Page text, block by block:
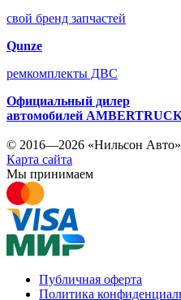
свой бренд запчастей
Qunze
ремкомплекты ДВС
Официальный дилер
автомобилей
© 2016—2026 «Нильсон
Карта сайта
Мы принимаем
Публичная оферта
Политика